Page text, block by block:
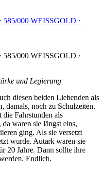
· 585/000 WEISSGOLD ·
· 585/000 WEISSGOLD ·
und Legierung
diesen beiden Liebenden als
damals, noch zu Schulzeiten.
Fahrstunden als
waren sie längst eins,
ging. Als sie versetzt
wurde. Autark waren sie
20 Jahre. Dann sollte ihre
Endlich.